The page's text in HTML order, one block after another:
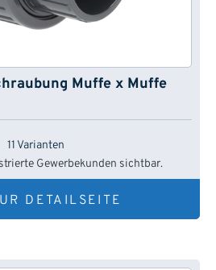
Muffe x Muffe
11 Varianten
Gewerbekunden sichtbar.
DETAILSEITE